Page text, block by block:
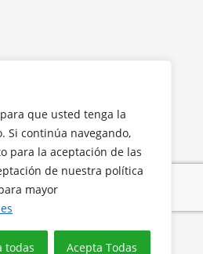
que usted tenga la
Si continúa navegando,
para la aceptación de las
de nuestra política
mayor
todas Acepta Todas